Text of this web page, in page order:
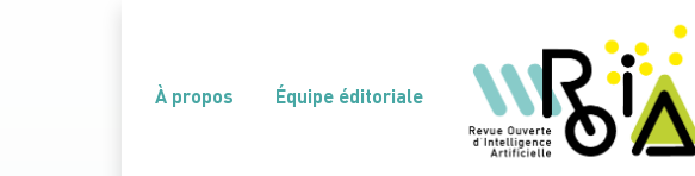
À propos Équipe éditoriale